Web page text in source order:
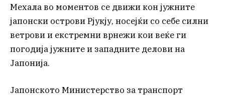
Мехала во моментов се движи кон јужните
јапонски острови Рјукју, носејќи со себе силни
ветрови и екстремни врнежи кои веќе ги
погодија јужните и западните делови на
Јапонија.
Јапонското Министерство за транспорт